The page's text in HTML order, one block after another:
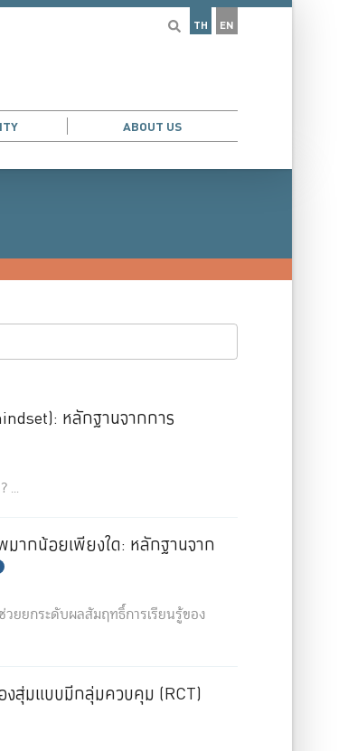
TH EN
ABOUT US
หลักฐานจากการ
...
มากน้อยเพียงใด: หลักฐานจาก
วยยกระดับผลสัมฤทธิ์การเรียนรู้ของ
สุ่มแบบมีกลุ่มควบคุม (RCT)